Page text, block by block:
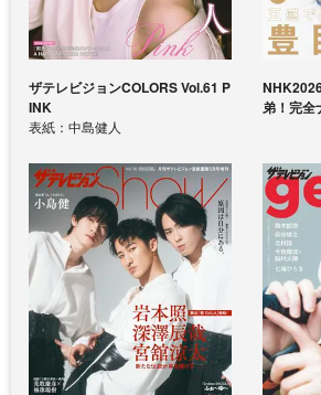
ザテレビジョンCOLORS Vol.61 P
INK
表紙：中島健人
弟！完全